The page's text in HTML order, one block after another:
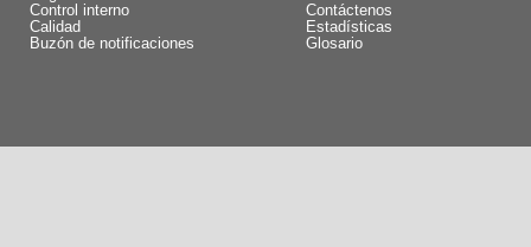
Control interno
Calidad
Buzón de notificaciones
Contáctenos
Estadísticas
Glosario